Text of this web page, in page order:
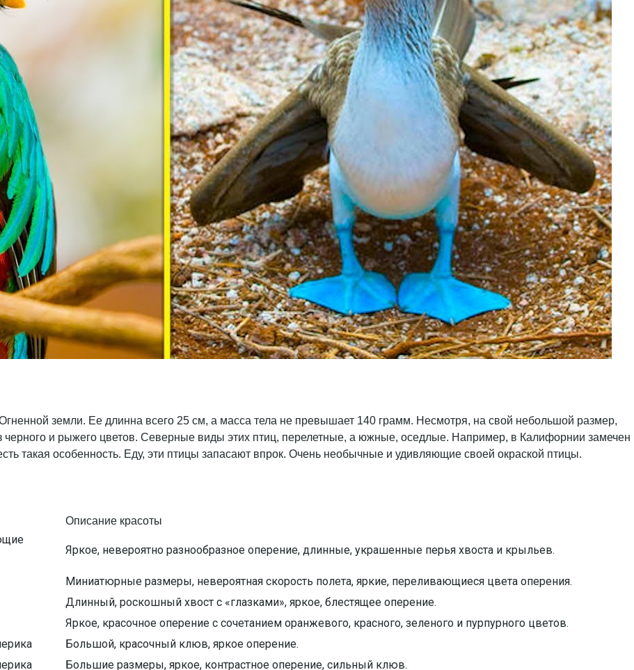
земли. Ее длинна всего 25 см, а масса тела не превышает 140 грамм. Несмотря, на свой небольшой размер,
черного и рыжего цветов. Северные виды этих птиц, перелетные, а южные, оседлые. Например, в Калифорнии замечен
такая особенность. Еду, эти птицы запасают впрок. Очень необычные и удивляющие своей окраской птицы.
Описание красоты
Яркое, невероятно разнообразное оперение, длинные, украшенные перья хвоста и крыльев.
Миниатюрные размеры, невероятная скорость полета, яркие, переливающиеся цвета оперения.
Длинный, роскошный хвост с «глазками», яркое, блестящее оперение.
Яркое, красочное оперение с сочетанием оранжевого, красного, зеленого и пурпурного цветов.
Большой, красочный клюв, яркое оперение.
Большие размеры, яркое, контрастное оперение, сильный клюв.